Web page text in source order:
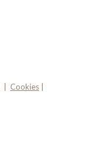
Cookies